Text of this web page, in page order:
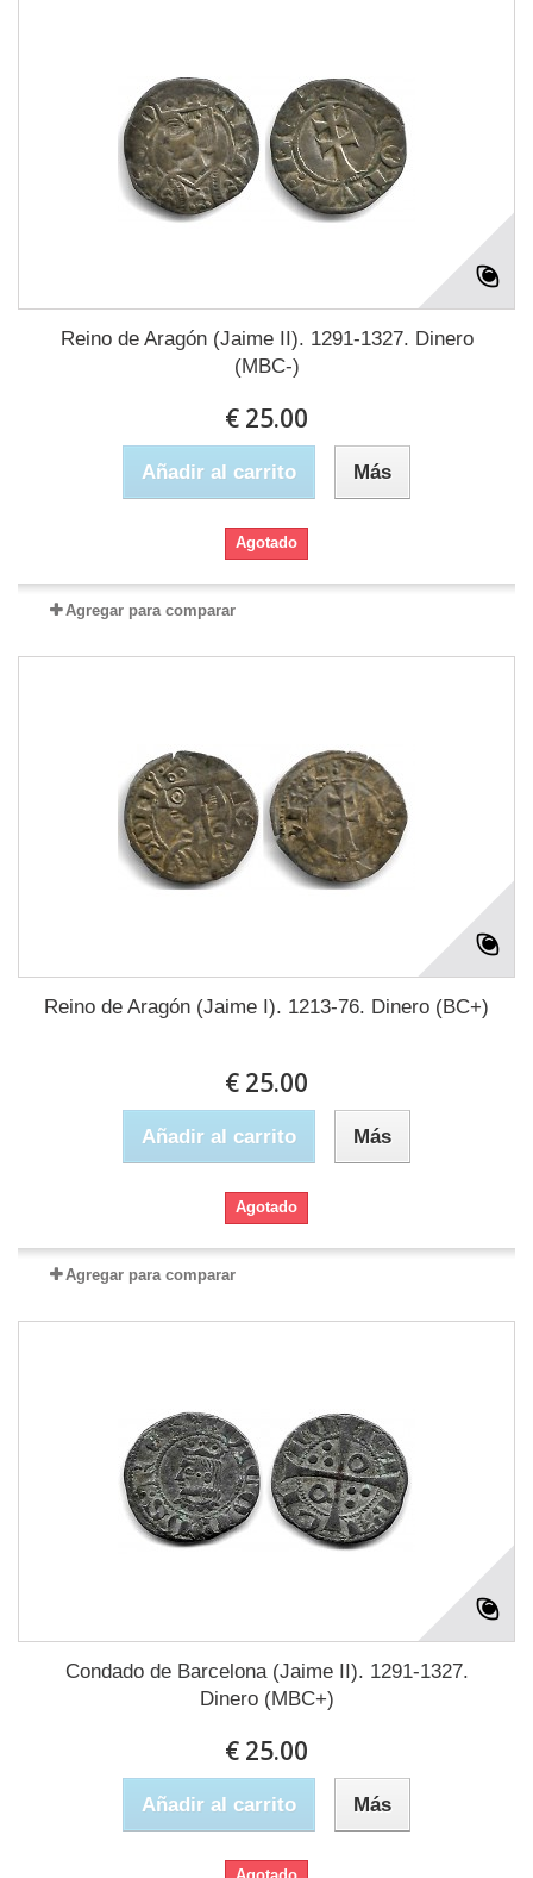
Reino de Aragón (Jaime II). 1291-1327. Dinero
(MBC-)
€ 25.00
Añadir al carrito Más
Agotado
Agregar para comparar
Reino de Aragón (Jaime I). 1213-76. Dinero (BC+)
€ 25.00
Añadir al carrito Más
Agotado
Agregar para comparar
Condado de Barcelona (Jaime II). 1291-1327.
Dinero (MBC+)
€ 25.00
Añadir al carrito Más